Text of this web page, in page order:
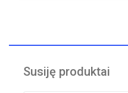
Vanduo, laikomas
Susiję produktai